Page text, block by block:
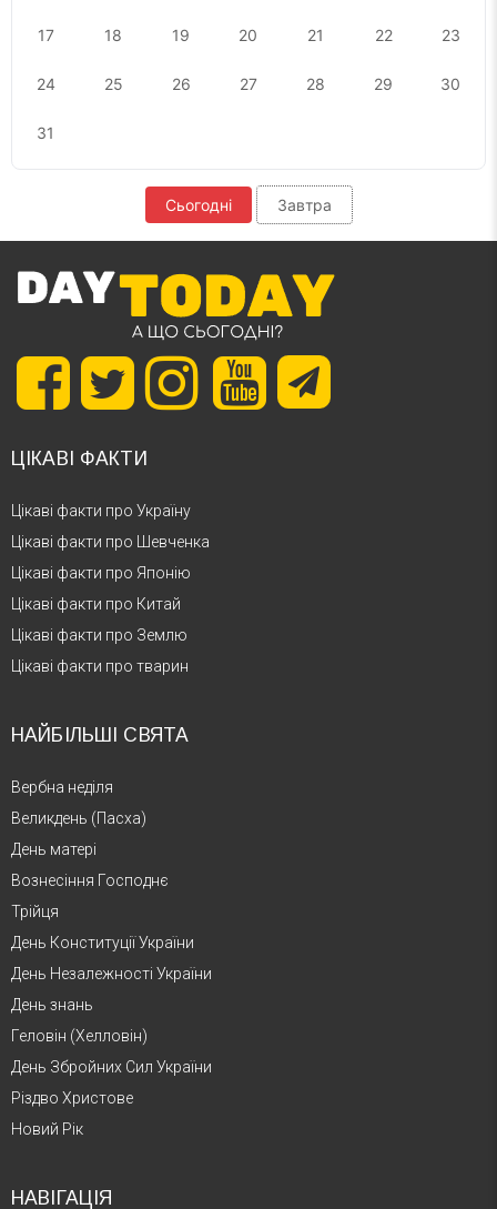
17 18 19 20 21 22 23
24 25 26 27 28 29 30
31
Сьогодні Завтра
ЦІКАВІ ФАКТИ
Цікаві факти про Україну
Цікаві факти про Шевченка
Цікаві факти про Японію
Цікаві факти про Китай
Цікаві факти про Землю
Цікаві факти про тварин
НАЙБІЛЬШІ СВЯТА
Вербна неділя
Великдень (Пасха)
День матері
Вознесіння Господнє
Трійця
День Конституції України
День Незалежності України
День знань
Геловін (Хелловін)
День Збройних Сил України
Різдво Христове
Новий Рік
НАВІГАЦІЯ